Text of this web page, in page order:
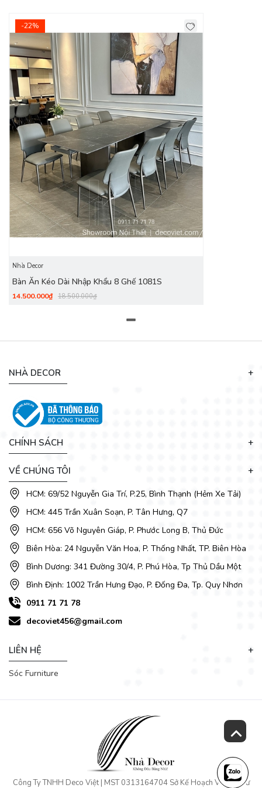
Bàn Ăn Thông Minhlà sản phẩm được thiết có thể kéo dài
để tăng diện tích sử dụng khi cần. Đồng thời khi không có
nhu cầu sử dụng thì có thể thu ngắn lại giúp tiết kiệm diện
tích cho căn hộ 1 cách tối đa.Sử dụng mẫu bàn ăn thông
minh bạn sẽ thấy không gian sống của gia đình mở rộng hơn,
đồng thời có nhiều diện tích để bài trí nội thất khác.
Bàn ăn được thiết kế mở rộng theo cách thức trượt ngang
nhờ hệ thống ray trượt được trang bị ở mặt bàn giúp bạn có
thể kéo dài mặt bàn về 2 phía, tăng thêm không gian ngồi
lên đến 12 người. Chính vì thế, bạn có thể dễ dàng xếp thêm
ghế ngồi khi có khách ghé thăm nhà.
-22%
Nhà Decor
Bàn Ăn Kéo Dài Nhập Khẩu 8 Ghế 1081S
14.500.000₫ 18.500.000₫
NHÀ DECOR
CHÍNH SÁCH
VỀ CHÚNG TÔI
HCM: 69/52 Nguyễn Gia Trí, P.25, Bình Thạnh (Hẻm Xe Tải)
HCM: 445 Trần Xuân Soạn, P. Tân Hưng, Q7
HCM: 656 Võ Nguyên Giáp, P. Phước Long B, Thủ Đức
Biên Hòa: 24 Nguyễn Văn Hoa, P. Thống Nhất, TP. Biên Hòa
Bình Dương: 341 Đường 30/4, P. Phú Hòa, Tp Thủ Dầu Một
Bình Định: 1002 Trần Hưng Đạo, P. Đống Đa, Tp. Quy Nhơn
0911 71 71 78
decoviet456@gmail.com
LIÊN HỆ
Sóc Furniture
Công Ty TNHH Deco Việt | MST 0313164704 Sở Kế Hoạch Và Đầu Tư